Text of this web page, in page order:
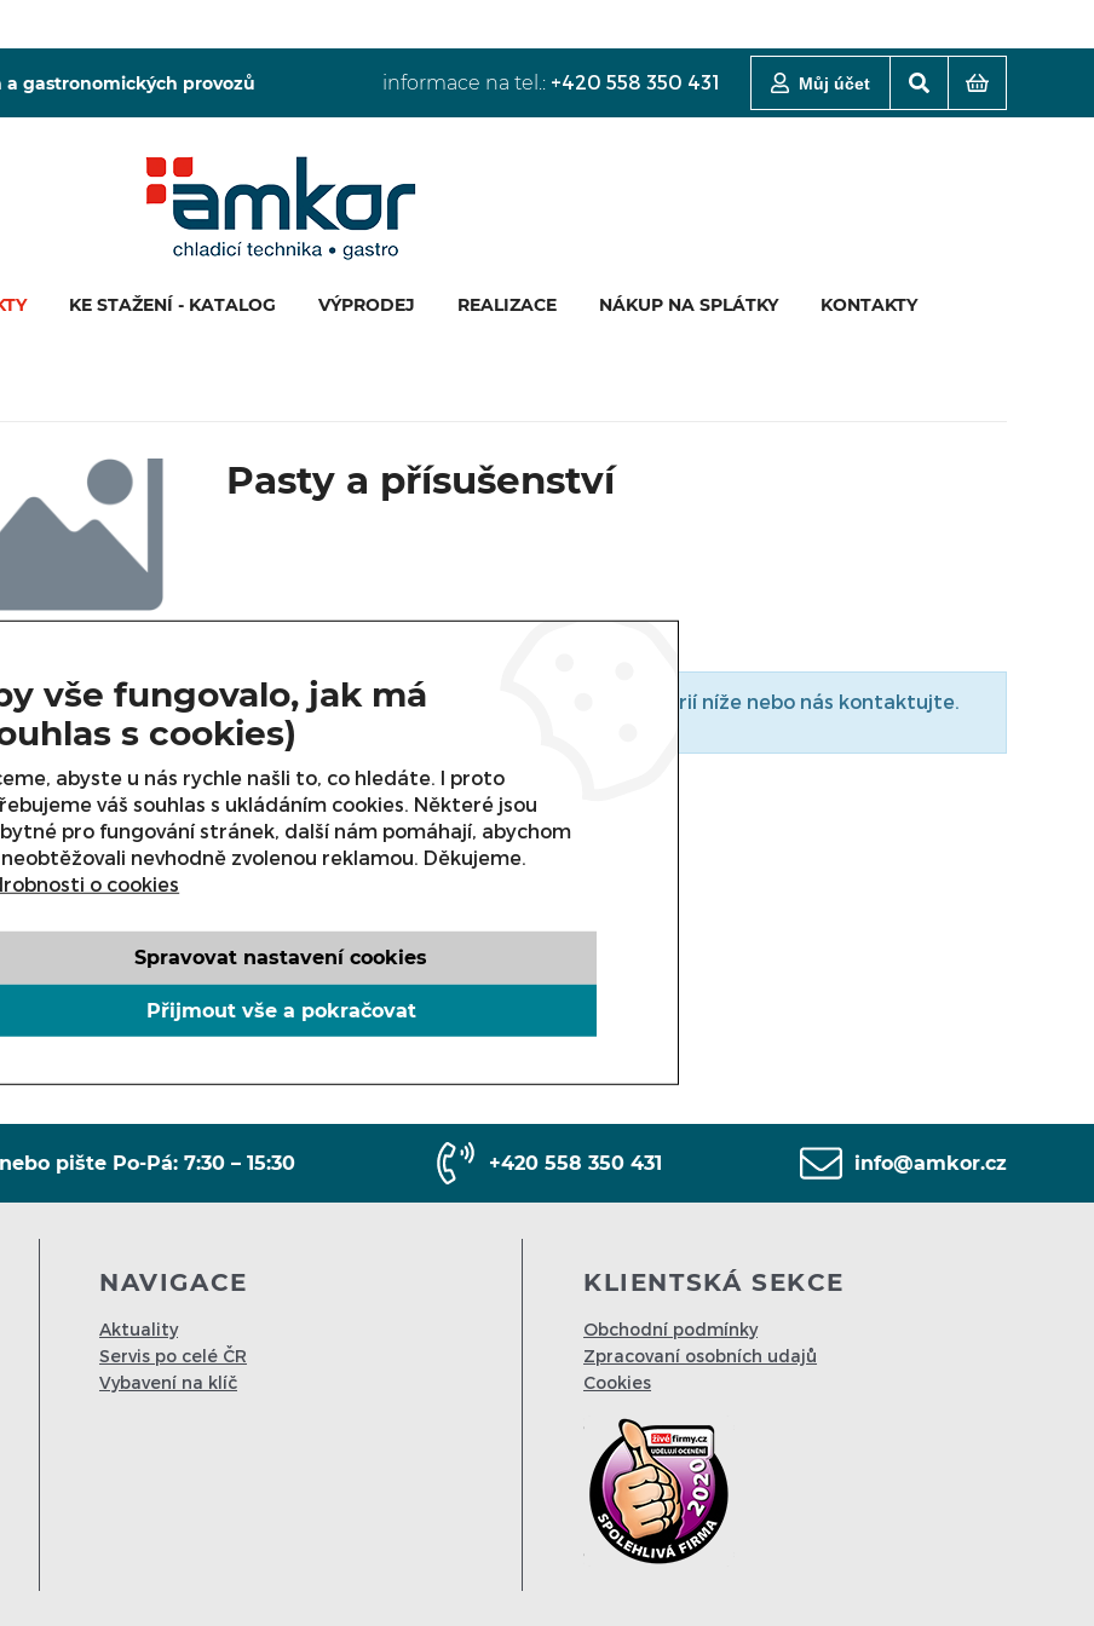
gastronomických provozů informace na tel.: +420 558 350 431 Můj účet
KE STAŽENÍ - KATALOG VÝPRODEJ REALIZACE NÁKUP NA SPLÁTKY KONTAKTY
Pasty a přísušenství
kategorii nejsou zařazeny žádné produkty. Podívejte se do podkategorií níže nebo nás kontaktujte.
zašleme nabídku konkrétního zboží.
pište Po-Pá: 7:30 – 15:30 +420 558 350 431 info@amkor.cz
NAVIGACE
Aktuality
Servis po celé ČR
Vybavení na klíč
KLIENTSKÁ SEKCE
Obchodní podmínky
Zpracovaní osobních udajů
Cookies
vše fungovalo, jak má
s cookies)
abyste u nás rychle našli to, co hledáte. I proto
váš souhlas s ukládáním cookies. Některé jsou
pro fungování stránek, další nám pomáhají, abychom
neobtěžovali nevhodně zvolenou reklamou. Děkujeme.
o cookies
Spravovat nastavení cookies
Přijmout vše a pokračovat